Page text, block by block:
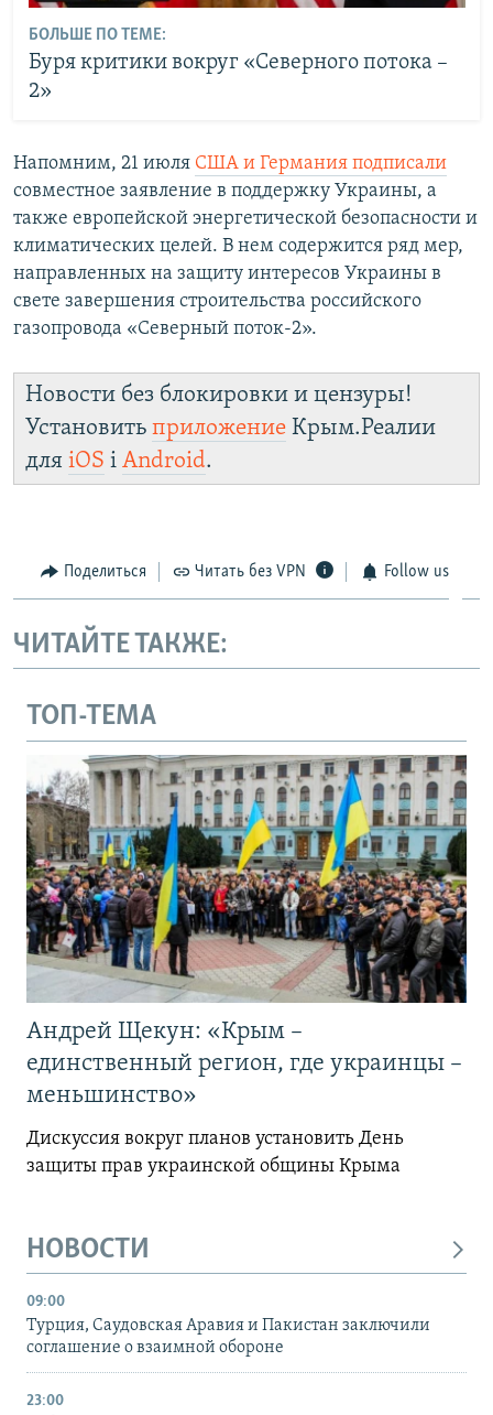
БОЛЬШЕ ПО ТЕМЕ:
Буря критики вокруг «Северного потока –
2»
Напомним, 21 июля США и Германия подписали
совместное заявление в поддержку Украины, а
также европейской энергетической безопасности и
климатических целей. В нем содержится ряд мер,
направленных на защиту интересов Украины в
свете завершения строительства российского
газопровода «Северный поток-2».
Новости без блокировки и цензуры!
Установить приложение Крым.Реалии
для iOS і Android.
Поделиться Читать без VPN Follow us
ЧИТАЙТЕ ТАКЖЕ:
ТОП-ТЕМА
Андрей Щекун: «Крым –
единственный регион, где украинцы –
меньшинство»
Дискуссия вокруг планов установить День
защиты прав украинской общины Крыма
НОВОСТИ
09:00
Турция, Саудовская Аравия и Пакистан заключили
соглашение о взаимной обороне
23:00